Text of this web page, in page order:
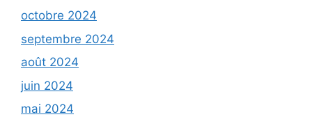
octobre 2024
septembre 2024
août 2024
juin 2024
mai 2024